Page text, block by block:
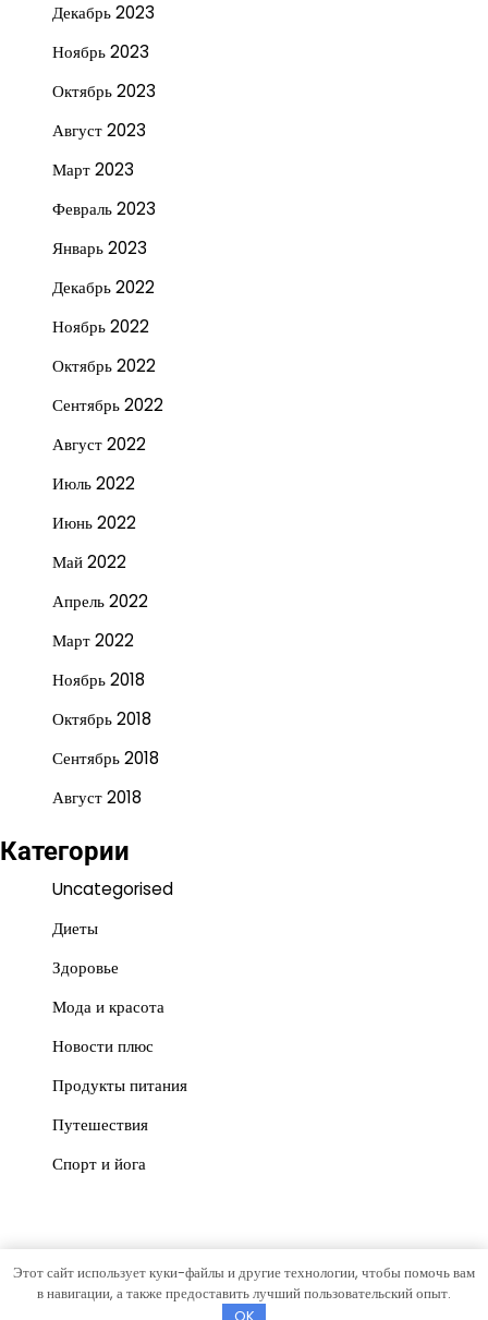
Декабрь 2023
Ноябрь 2023
Октябрь 2023
Август 2023
Март 2023
Февраль 2023
Январь 2023
Декабрь 2022
Ноябрь 2022
Октябрь 2022
Сентябрь 2022
Август 2022
Июль 2022
Июнь 2022
Май 2022
Апрель 2022
Март 2022
Ноябрь 2018
Октябрь 2018
Сентябрь 2018
Август 2018
Категории
Uncategorised
Диеты
Здоровье
Мода и красота
Новости плюс
Продукты питания
Путешествия
Спорт и йога
Copyright © 2026war-ka.ruТема News Post отArtify
Этот сайт использует куки-файлы и другие технологии, чтобы помочь вам
в навигации, а также предоставить лучший пользовательский опыт.